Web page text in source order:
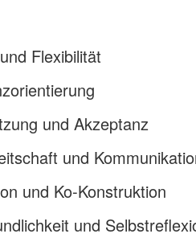
Flexibilität
und Akzeptanz
und
und Ko-Konstruktion
und